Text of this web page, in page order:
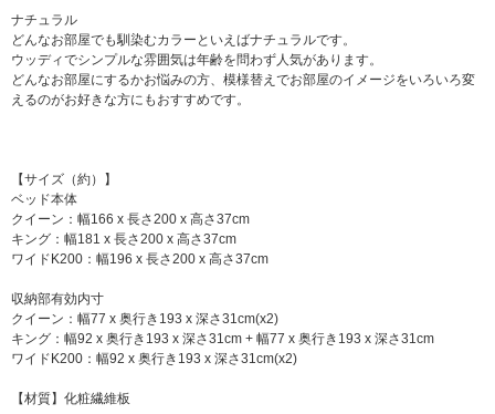
ナチュラル
どんなお部屋でも馴染むカラーといえばナチュラルです。
ウッディでシンプルな雰囲気は年齢を問わず人気があります。
どんなお部屋にするかお悩みの方、模様替えでお部屋のイメージをいろいろ変
えるのがお好きな方にもおすすめです。
【サイズ（約）】
ベッド本体
クイーン：幅166 x 長さ200 x 高さ37cm
キング：幅181 x 長さ200 x 高さ37cm
ワイドK200：幅196 x 長さ200 x 高さ37cm
収納部有効内寸
クイーン：幅77 x 奥行き193 x 深さ31cm(x2)
キング：幅92 x 奥行き193 x 深さ31cm + 幅77 x 奥行き193 x 深さ31cm
ワイドK200：幅92 x 奥行き193 x 深さ31cm(x2)
【材質】化粧繊維板